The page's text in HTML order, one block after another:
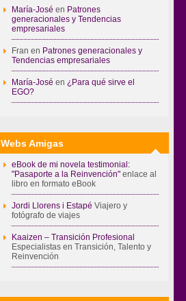
María-José en Patrones
generacionales y Tendencias
empresariales
Fran en Patrones generacionales y
Tendencias empresariales
María-José en ¿Para qué sirve el
EGO?
Webs Amigas
eBook de mi novela testimonial:
"Pasaporte a la Reinvención" enlace al
libro en formato eBook
Jordi Llorens i Estapé Viajero y
fotógrafo de viajes
Kaaizen – Transición Profesional
Especialistas en Transición, Talento y
Reinvención